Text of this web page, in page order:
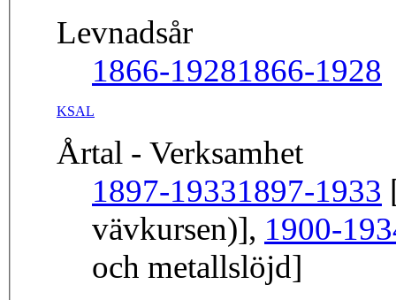
Levnadsår
1866-19281866-1928
KSAL
Årtal - Verksamhet
1897-19331897-1933
vävkursen)], 1900-
och metallslöjd]